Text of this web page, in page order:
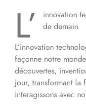
L’
innovation
de demain
L’innovation
façonne notre
découvertes,
jour, transformant la
interagissons avec